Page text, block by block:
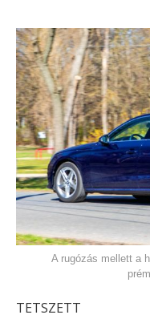
A rugózás mellett a
TETSZETT